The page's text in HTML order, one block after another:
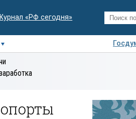
«РФ сегодня»